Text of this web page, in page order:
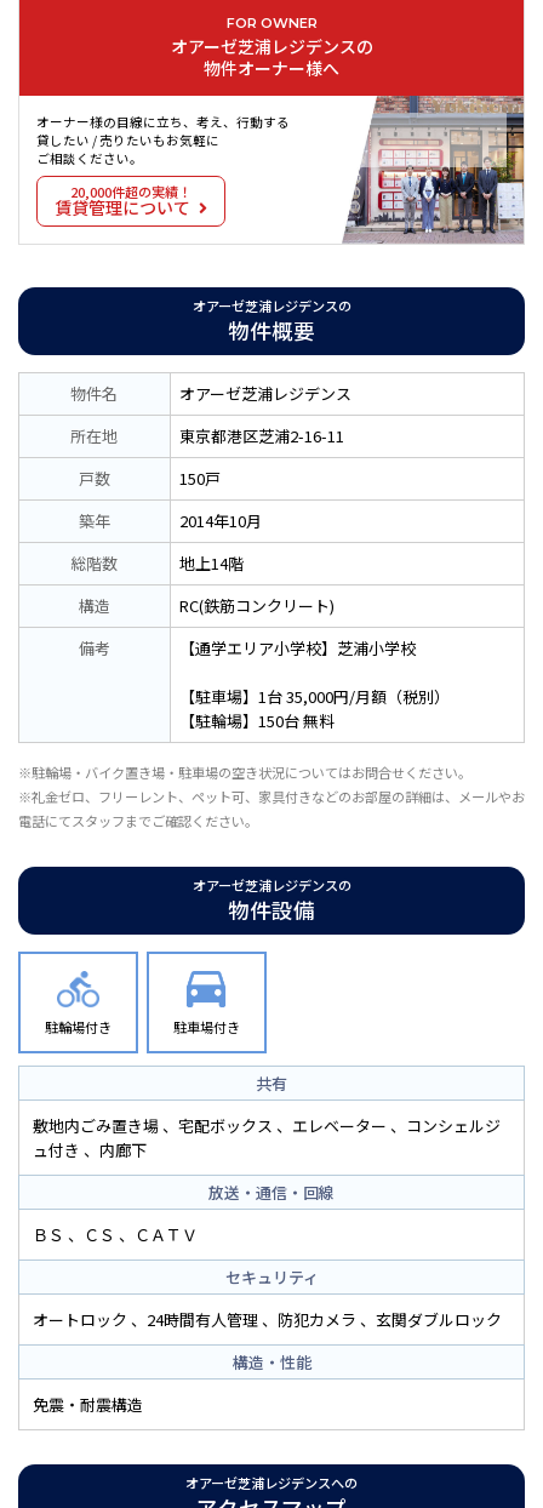
FOR OWNER
オアーゼ芝浦レジデンスの
物件オーナー様へ
オーナー様の目線に立ち、考え、行動する
貸したい / 売りたいもお気軽に
ご相談ください。
20,000件超の実績！
賃貸管理について
オアーゼ芝浦レジデンスの
物件概要
物件名
オアーゼ芝浦レジデンス
所在地
東京都港区芝浦2-16-11
戸数
150戸
築年
2014年10月
総階数
地上14階
構造
RC(鉄筋コンクリート)
備考
【通学エリア小学校】芝浦小学校
【駐車場】1台 35,000円/月額（税別）
【駐輪場】150台 無料
※駐輪場・バイク置き場・駐車場の空き状況についてはお問合せください。
※礼金ゼロ、フリーレント、ペット可、家具付きなどのお部屋の詳細は、メールやお
電話にてスタッフまでご確認ください。
オアーゼ芝浦レジデンスの
物件設備
駐輪場付き 駐車場付き
共有
敷地内ごみ置き場
宅配ボックス エレベーター
コンシェルジ
ュ付き
内廊下
放送・通信・回線
ＢＳ
ＣＳ
ＣＡＴＶ
セキュリティ
オートロック
24時間有人管理 防犯カメラ
玄関ダブルロック
構造・性能
免震・耐震構造
オアーゼ芝浦レジデンスへの